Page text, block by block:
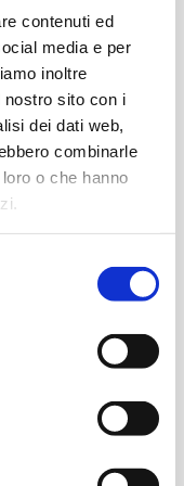
contenuti ed
media e per
inoltre
sito con i
dei dati web,
combinarle
o che hanno
Modulo 2 -